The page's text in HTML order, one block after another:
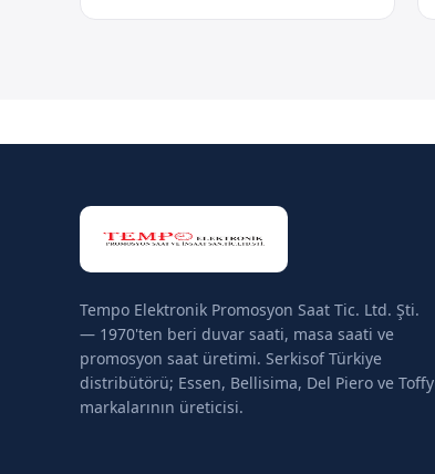
Tempo Elektronik Promosyon Saat Tic. Ltd. Şti.
— 1970'ten beri duvar saati, masa saati ve
promosyon saat üretimi. Serkisof Türkiye
distribütörü; Essen, Bellisima, Del Piero ve Toffy
markalarının üreticisi.